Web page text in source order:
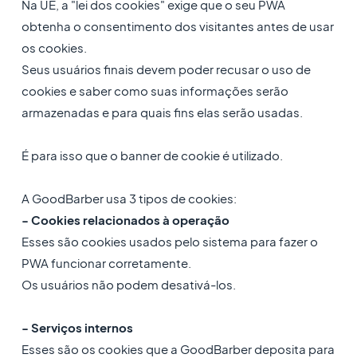
Na UE, a "lei dos cookies" exige que o seu PWA
obtenha o consentimento dos visitantes antes de usar
os cookies.
Seus usuários finais devem poder recusar o uso de
cookies e saber como suas informações serão
armazenadas e para quais fins elas serão usadas.
É para isso que o banner de cookie é utilizado.
A GoodBarber usa 3 tipos de cookies:
- Cookies relacionados à operação
Esses são cookies usados pelo sistema para fazer o
PWA funcionar corretamente.
Os usuários não podem desativá-los.
- Serviços internos
Esses são os cookies que a GoodBarber deposita para